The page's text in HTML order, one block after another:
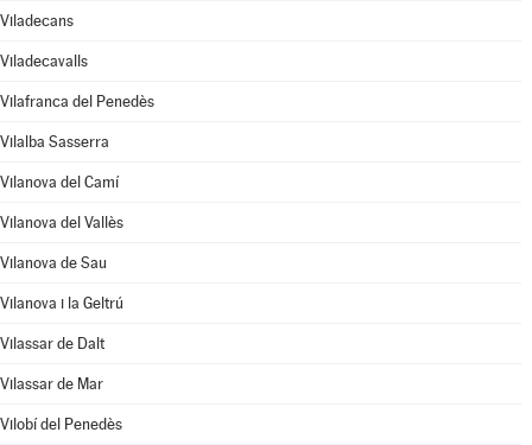
Viladecans
Viladecavalls
Vilafranca del Penedès
Vilalba Sasserra
Vilanova del Camí
Vilanova del Vallès
Vilanova de Sau
Vilanova i la Geltrú
Vilassar de Dalt
Vilassar de Mar
Vilobí del Penedès